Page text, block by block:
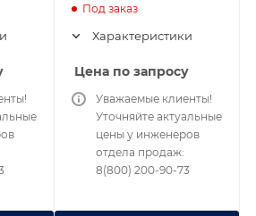
Под заказ
Характеристики
Цена по запросу
Уважаемые клиенты!
Уточняйте актуальные
цены у инженеров
отдела продаж:
8(800) 200-90-73